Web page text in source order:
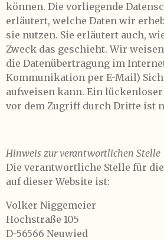
können. Die vorliegende
erläutert, welche Daten wir
sie nutzen. Sie erläutert auch,
Zweck das geschieht. Wir
die Datenübertragung im
Kommunikation per E-Mail)
aufweisen kann. Ein lückenloser
vor dem Zugriff durch Dritte ist
Hinweis zur verantwortlichen Stelle
Die verantwortliche Stelle für
auf dieser Website ist:
Volker Niggemeier
Hochstraße 105
D-56566 Neuwied